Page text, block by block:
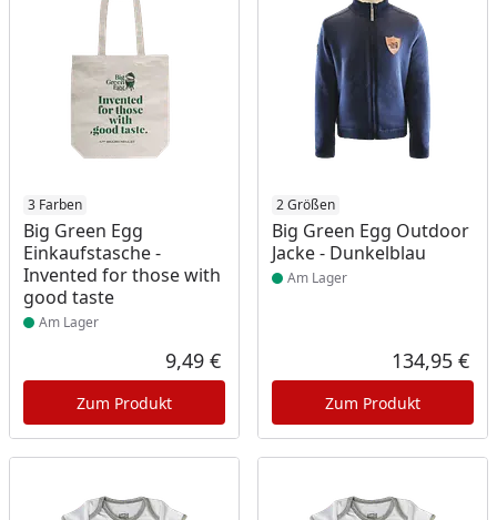
3 Farben
Big Green Egg
Einkaufstasche -
Invented for those with
good taste
Produkt am Lager
Am Lager
Aktueller Preis
9,49 €
Zum Produkt
2 Größen
Big Green Egg Outdoor
Jacke - Dunkelblau
Produkt am Lager
Am Lager
134,95 €
Zum Produkt